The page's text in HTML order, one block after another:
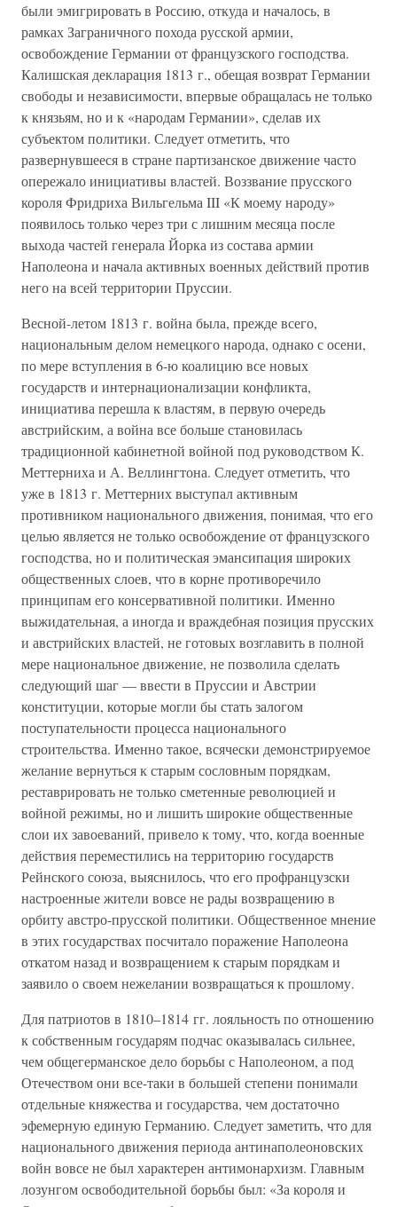
были эмигрировать в Россию, откуда и началось, в
рамках Заграничного похода русской армии,
освобождение Германии от французского господства.
Калишская декларация 1813 г., обещая возврат Германии
свободы и независимости, впервые обращалась не только
к князьям, но и к «народам Германии», сделав их
субъектом политики. Следует отметить, что
развернувшееся в стране партизанское движение часто
опережало инициативы властей. Воззвание прусского
короля Фридриха Вильгельма III «К моему народу»
появилось только через три с лишним месяца после
выхода частей генерала Йорка из состава армии
Наполеона и начала активных военных действий против
него на всей территории Пруссии.
Весной-летом 1813 г. война была, прежде всего,
национальным делом немецкого народа, однако с осени,
по мере вступления в 6-ю коалицию все новых
государств и интернационализации конфликта,
инициатива перешла к властям, в первую очередь
австрийским, а война все больше становилась
традиционной кабинетной войной под руководством К.
Меттерниха и А. Веллингтона. Следует отметить, что
уже в 1813 г. Меттерних выступал активным
противником национального движения, понимая, что его
целью является не только освобождение от французского
господства, но и политическая эмансипация широких
общественных слоев, что в корне противоречило
принципам его консервативной политики. Именно
выжидательная, а иногда и враждебная позиция прусских
и австрийских властей, не готовых возглавить в полной
мере национальное движение, не позволила сделать
следующий шаг — ввести в Пруссии и Австрии
конституции, которые могли бы стать залогом
поступательности процесса национального
строительства. Именно такое, всячески демонстрируемое
желание вернуться к старым сословным порядкам,
реставрировать не только сметенные революцией и
войной режимы, но и лишить широкие общественные
слои их завоеваний, привело к тому, что, когда военные
действия переместились на территорию государств
Рейнского союза, выяснилось, что его профранцузски
настроенные жители вовсе не рады возвращению в
орбиту австро-прусской политики. Общественное мнение
в этих государствах посчитало поражение Наполеона
откатом назад и возвращением к старым порядкам и
заявило о своем нежелании возвращаться к прошлому.
Для патриотов в 1810–1814 гг. лояльность по отношению
к собственным государям подчас оказывалась сильнее,
чем общегерманское дело борьбы с Наполеоном, а под
Отечеством они все-таки в большей степени понимали
отдельные княжества и государства, чем достаточно
эфемерную единую Германию. Следует заметить, что для
национального движения периода антинаполеоновских
войн вовсе не был характерен антимонархизм. Главным
лозунгом освободительной борьбы был: «За короля и